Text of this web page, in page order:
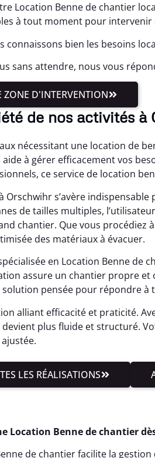
Location Benne de chantier
à tout moment pour
connaissons bien les besoins
sans attendre, nous vous
ZONE D'INTERVENTION
de nos activités à
nécessitant une location de
à gérer efficacement vos
ce service de location
Orschwihr s’avère
de tailles multiples,
chantier. Que vous procédiez
des matériaux à évacuer.
en Location Benne de
assure un chantier propre et
pensée pour répondre à
alliant efficacité et praticité.
plus fluide et structuré.
LES RÉALISATIONS
Location Benne de chantier
de chantier facilite la